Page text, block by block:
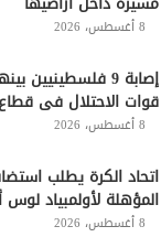
8 أغسطس، 2026
قوات الاحتلال فى
8 أغسطس، 2026
اتحاد الكرة يطلب
المؤهلة لأولمبياد
8 أغسطس، 2026